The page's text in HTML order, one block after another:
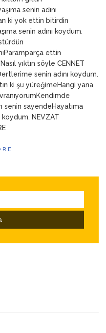
senin adını
ki yok ettin bitirdin
senin adını koydum.
ettin
yıktın söyle CENNET
senin adını koydum.
ki şu yüreğimeHangi yana
senin sayendeHayatıma
koydum. NEVZAT